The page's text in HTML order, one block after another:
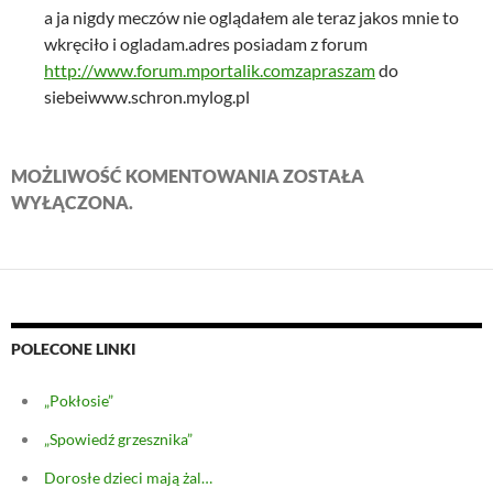
a ja nigdy meczów nie oglądałem ale teraz jakos mnie to
wkręciło i ogladam.adres posiadam z forum
http://www.forum.mportalik.comzapraszamdo
siebeiwww.schron.mylog.pl
MOŻLIWOŚĆ KOMENTOWANIA ZOSTAŁA
WYŁĄCZONA.
POLECONE LINKI
„Pokłosie”
„Spowiedź grzesznika”
Dorosłe dzieci mają żal…